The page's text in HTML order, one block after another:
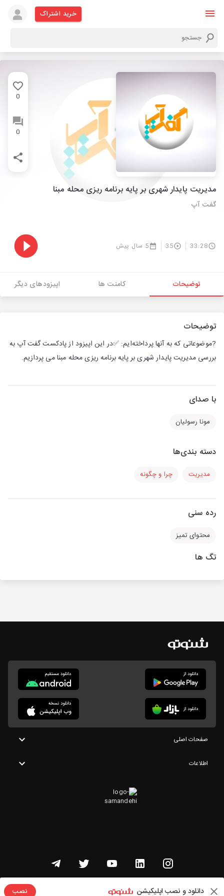
خرید اشتراک
0
0
مدیریت پایدار شهری بر پایه برنامه ریزی محله مبنا
گفت آپ
33:28
35 5 سال پیش
توضیحات کامنت ها اپیزودهای دیگر
توضیحات
?موضوعاتی که به آنها پرداخته‌ایم: ✅در این اپیزود از پادکست گفت آپ به
بررسی مدیریت پایدار شهری بر پایه برنامه ریزی محله مبنا می پردازیم.
با صدای
مونا رسولیان
دسته بندی‌ها
مدیریت چرا و چگونه
رده سنی
محتوای تمیز
تگ ها
دانلود و نصب اپلیکیشن نصب
صفحات اصلی
اطلاعات
تمامی حقوق این وبسایت متعلق به شنوتو است